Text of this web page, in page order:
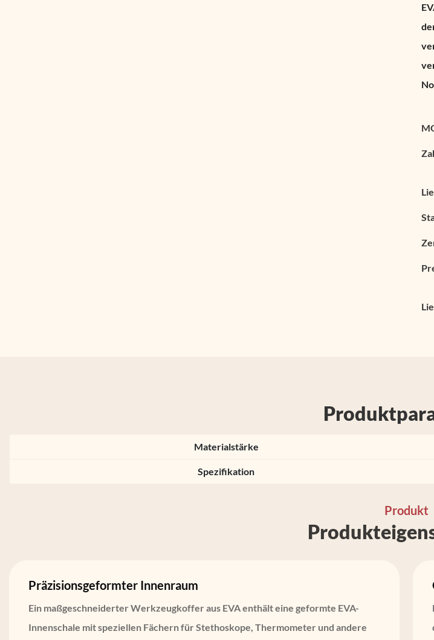
Materialstärke
Spezifikation
Produkt
Präzisionsgeformter Innenraum
Ein maßgeschneiderter Werkzeugkoffer aus EVA enthält eine geformte EVA-
Innenschale mit speziellen Fächern für Stethoskope, Thermometer und andere